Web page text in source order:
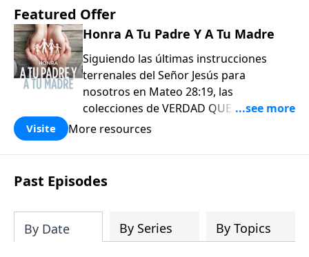
Featured Offer
Honra A Tu Padre Y A Tu Madre
Siguiendo las últimas instrucciones
terrenales del Señor Jesús para
nosotros en Mateo 28:19, las
colecciones de VERDAD QUE VALE
COMPARTIR de EL AMOR QUE VALE
para usarse tanto en su crecimiento
personal como, aún más importante, en
su comisión de «Por tanto, vayan y
Visite More resources
Past Episodes
By Date By Series By Topics